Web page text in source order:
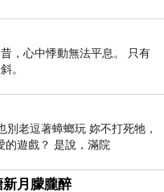
，心中悸動無法平息。 只有
。
老逗著蟑螂玩 妳不打死牠，
的遊戲？ 是說，滿院
月朦朧醉